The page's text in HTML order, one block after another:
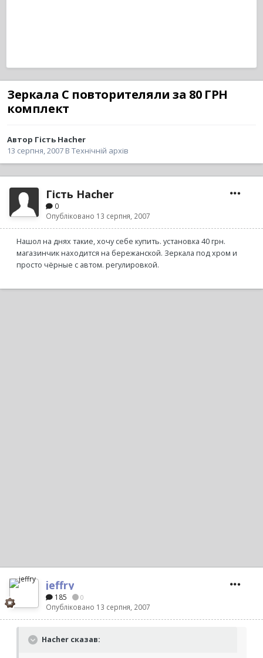
Зеркала С повторителяли за 80 ГРН
комплект
Автор Гість Hacher
13 серпня, 2007 В Технічній архів
Гість Hacher
0
Опубліковано 13 серпня, 2007
Нашол на днях такие, хочу себе купить. установка 40 грн.
магазинчик находится на бережанской. Зеркала под хром и
просто чёрные с автом. регулировкой.
jeffry
185 0
Опубліковано 13 серпня, 2007
Hacher сказав: